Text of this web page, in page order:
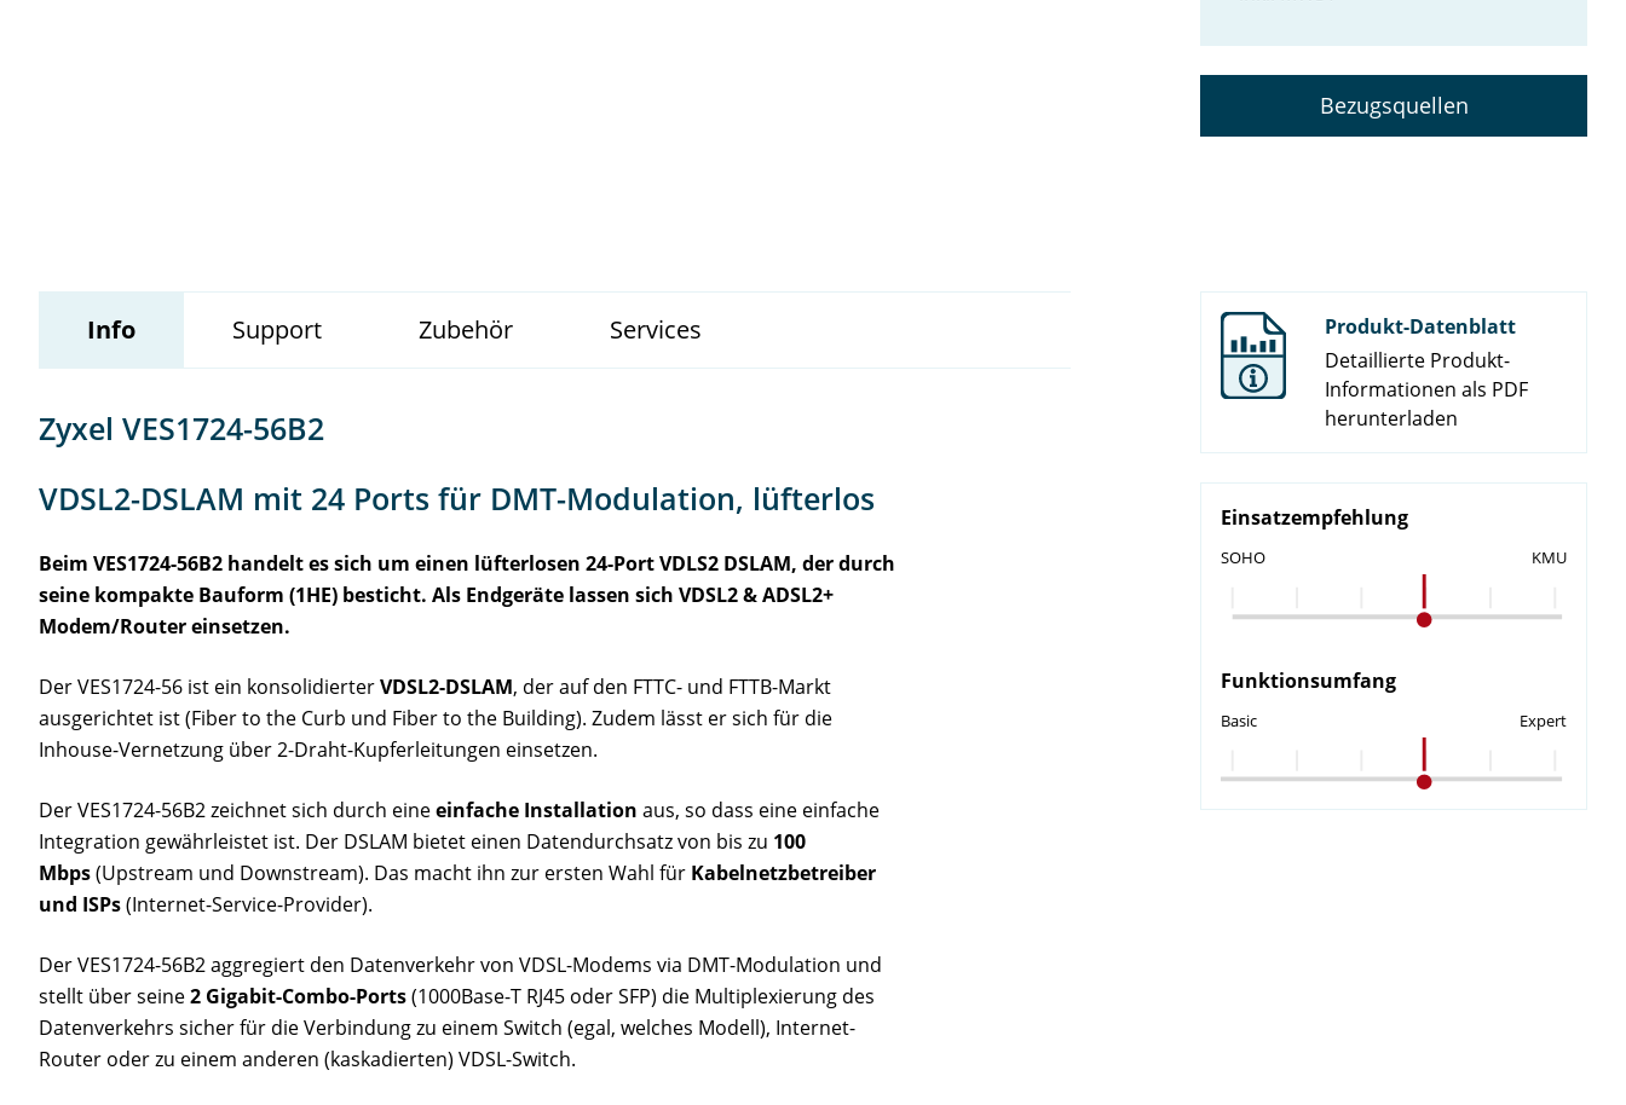
Bezugsquellen
Info Support Zubehör Services
Zyxel VES1724-56B2
VDSL2-DSLAM mit 24 Ports für DMT-Modulation, lüfterlos
Beim VES1724-56B2 handelt es sich um einen lüfterlosen 24-Port VDLS2 DSLAM, der durch
seine kompakte Bauform (1HE) besticht. Als Endgeräte lassen sich VDSL2 & ADSL2+
Modem/Router einsetzen.
Der VES1724-56 ist ein konsolidierterVDSL2-DSLAM, der auf den FTTC- und FTTB-Markt
ausgerichtet ist (Fiber to the Curb und Fiber to the Building). Zudem lässt er sich für die
Inhouse-Vernetzung über 2-Draht-Kupferleitungen einsetzen.
Der VES1724-56B2 zeichnet sich durch eineeinfache Installation aus, so dass eine einfache
Integration gewährleistet ist. Der DSLAM bietet einen Datendurchsatz von bis zu 100
Mbps(Upstream und Downstream). Das macht ihn zur ersten Wahl für Kabelnetzbetreiber
und ISPs(Internet-Service-Provider).
Der VES1724-56B2 aggregiert den Datenverkehr von VDSL-Modems via DMT-Modulation und
stellt über seine2 Gigabit-Combo-Ports(1000Base-T RJ45 oder SFP) die Multiplexierung des
Datenverkehrs sicher für die Verbindung zu einem Switch (egal, welches Modell), Internet-
Router oder zu einem anderen (kaskadierten) VDSL-Switch.
Produkt-Datenblatt
Detaillierte Produkt-
Informationen als PDF
herunterladen
Einsatzempfehlung
SOHO KMU
Funktionsumfang
Basic Expert